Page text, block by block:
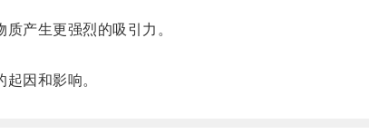
产生更强烈的吸引力。
因和影响。